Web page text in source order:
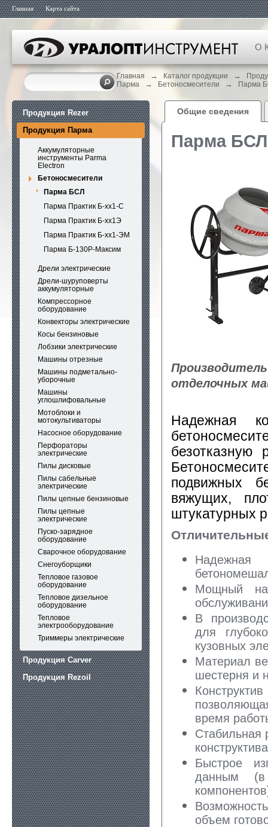
Главная Карта сайта
О
Главная → Каталог продукции →
Парма
→ Бетоносмесители → Парма
Продукция Rezer
Продукция Парма
Аккумуляторные
инструменты Parma
Electron
Бетоносмесители
Парма БСЛ
Парма Практик Б-хх1-С
Парма Практик Б-хх1Э
Парма Практик Б-хх1-ЭМ
Парма Б-130Р-Максим
Дрели электрические
Дрели-шуруповерты
аккумуляторные
Компрессорное
оборудование
Конвекторы электрические
Косы бензиновые
Лобзики электрические
Машины отрезные
Машины подметально-
уборочные
Машины
углошлифовальные
Мотоблоки и
мотокультиваторы
Насосное оборудование
Перфораторы
электрические
Пилы дисковые
Пилы сабельные
электрические
Пилы цепные бензиновые
Пилы цепные
электрические
Пуско-зарядное
оборудование
Сварочное оборудование
Снегоуборщики
Тепловое газовое
оборудование
Тепловое дизельное
оборудование
Тепловое
электрооборудование
Триммеры электрические
Продукция Carver
Продукция Rezoil
Общие сведения
Парма
отделочных
Надежная
безотказную
подвижных
вяжущих,
штукатурных
Надежная
Мощный
В
для
кузовных
Материал
шестерня и
время
Стабильная
Быстрое
данным (в
объем